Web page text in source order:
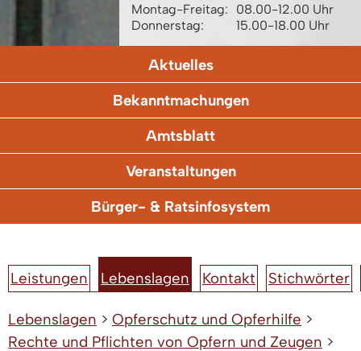
Montag-Freitag:
08.00-12.00 Uhr
Donnerstag:
15.00-18.00 Uhr
Aktuelles
Bekanntmachungen
Amtsblatt
Veranstaltungen
Bürger- & Ratsinfosystem
Leistungen Lebenslagen Kontakt Stichwörter
Lebenslagen > Opferschutz und Opferhilfe >
Rechte und Pflichten von Opfern und Zeugen >